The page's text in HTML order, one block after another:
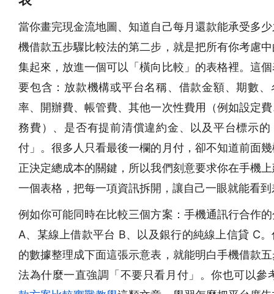
當你畫完現金流地圖、知道自己每月還款能承受多
機借款五步驟比較法的第二步，就是把所有你考慮
集起來，放進一個可以「橫向比較」的表格裡。這
要包含：放款機構或平台名稱、借款金額、期數、
率、開辦費、帳管費、其他一次性費用（例如設定
務費）、是否有提前清償違約金、以及平台標示的
付」。很多人只看最後一欄的月付，卻不知道前面
正決定總成本的關鍵，所以我們刻意要求你在手機
一個表格，把每一項資訊拆開，讓自己一眼就能看
例如你可能同時在比較三個方案：手機通訊行合作
A、某線上借款平台 B、以及銀行的純線上信貸 C
的數據整理成下面這張示意表，就能明白手機借款
法為什麼一直強調「不要只看月付」。你也可以參